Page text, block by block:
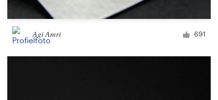
Agi Amri 691